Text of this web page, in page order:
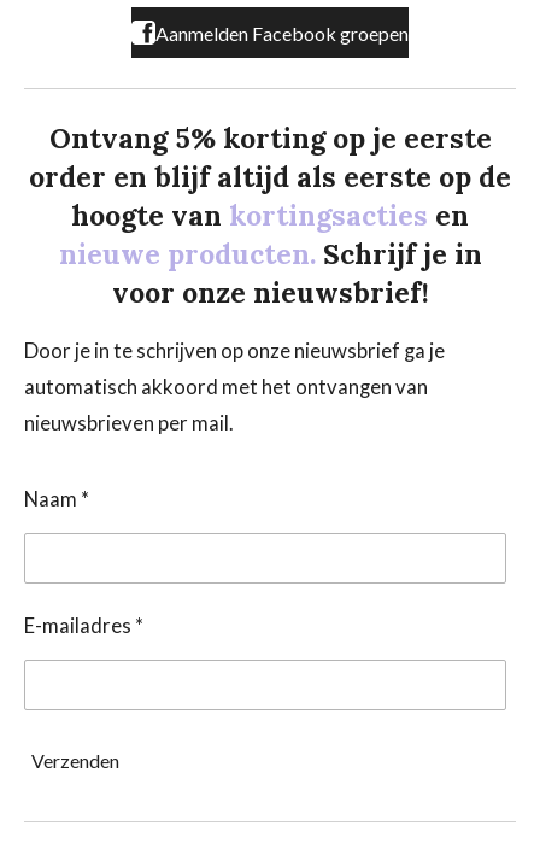
Aanmelden Facebook groepen
Ontvang 5% korting op je eerste
order en blijf altijd als eerste op de
hoogte van kortingsacties en
nieuwe producten. Schrijf je in
voor onze nieuwsbrief!
Door je in te schrijven op onze nieuwsbrief ga je
automatisch akkoord met het ontvangen van
nieuwsbrieven per mail.
Naam *
E-mailadres *
Verzenden